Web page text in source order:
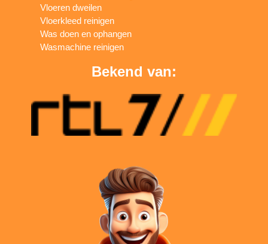
Vloeren dweilen
Vloerkleed reinigen
Was doen en ophangen
Wasmachine reinigen
Bekend van: